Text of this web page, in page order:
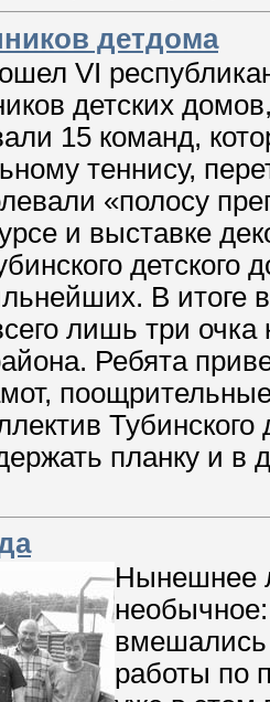
детдома
VI
детских
15 команд,
теннису,
«полосу
и выставке
детского
В итоге
лишь три очка
Ребята
планку и
Нынешнее
вмешались
работы по